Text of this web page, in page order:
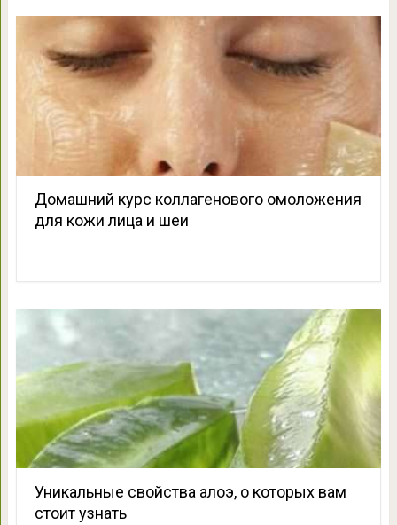
Домашний курс коллагенового омоложения
для кожи лица и шеи
Уникальные свойства алоэ, о которых вам
стоит узнать